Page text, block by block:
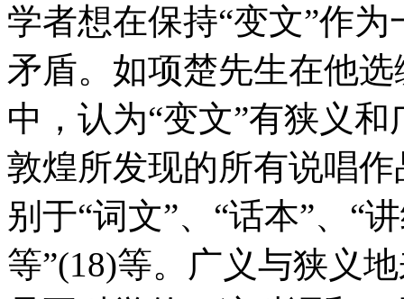
学者想在保持“变文”作
矛盾。如项楚先生在他
中，认为“变文”有狭义
敦煌所发现的所有说唱
别于“词文”、“话本”、“
等”(18)等。广义与狭义